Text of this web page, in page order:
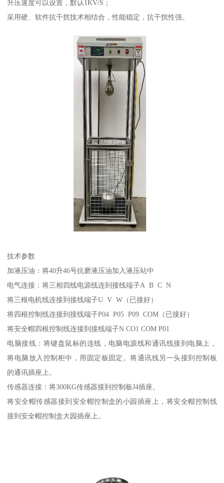
升压速度可以设置，默认1KV/S；
采用硬、软件抗干扰技术相结合，性能稳定，抗干扰性强。
技术参数
加液压油：将40升46号抗磨液压油加入液压站中
电气连接：将三相四线电源线连到接线端子A B C N
将三根电机线连接到接线端子U V W（已接好）
将四根控制线连接到接线端子P04 P05 P09 COM（已接好）
将安全帽四根控制线连接到接线端子N CO1 COM P01
电脑接线：将键盘鼠标的连线，电脑电源线和通讯线接到电脑上，
将电脑放入控制柜中，用固定板固定。将通讯线另一头接到控制板
的通讯插座上。
传感器连接：将300KG传感器接到控制板J4插座。
将安全帽传感器接到安全帽控制盒的小园插座上，将安全帽控制线
接到安全帽控制盒大园插座上。